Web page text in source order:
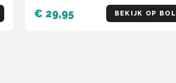
€ 29,95 BEKIJK OP BOL